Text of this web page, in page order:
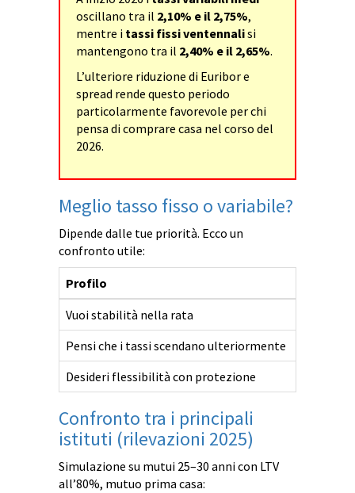
oscillano tra il 2,10% e il 2,75%,
mentre i tassi fissi ventennalisi
mantengono tra il 2,40% e il 2,65%.
L’ulteriore riduzione di Euribor e
spread rende questo periodo
particolarmente favorevole per chi
pensa di comprare casa nel corso del
2026.
Meglio tasso fisso o variabile?
Dipende dalle tue priorità. Ecco un
confronto utile:
Profilo
Vuoi stabilità nella rata
Pensi che i tassi scendano ulteriormente
Desideri flessibilità con protezione
Confronto tra i principali
istituti (rilevazioni 2025)
Simulazione su mutui 25–30 anni con LTV
all’80%, mutuo prima casa: